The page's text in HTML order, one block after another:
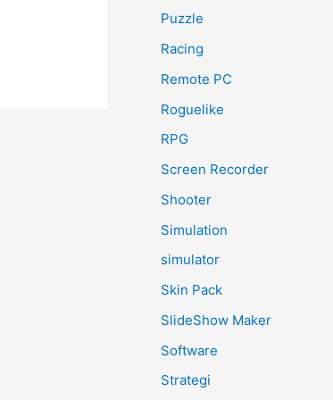
Puzzle
Racing
Remote PC
Roguelike
RPG
Screen Recorder
Shooter
Simulation
simulator
Skin Pack
SlideShow Maker
Software
Strategi